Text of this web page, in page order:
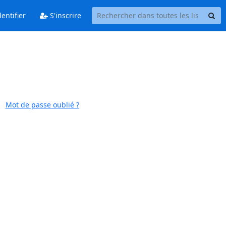
S'inscrire
Mot de passe oublié ?